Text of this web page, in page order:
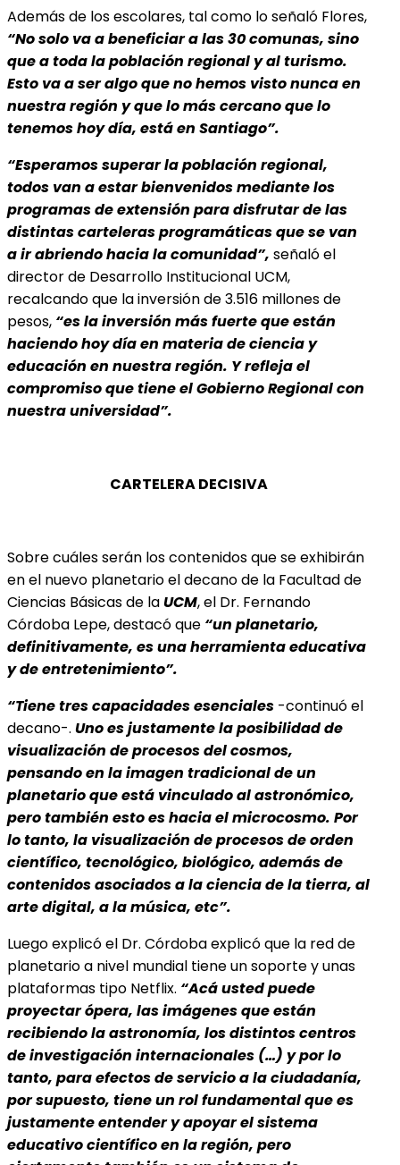
Además de los escolares, tal como lo señaló Flores,
“No solo va a beneficiar a las 30 comunas, sino
que a toda la población regional y al turismo.
Esto va a ser algo que no hemos visto nunca en
nuestra región y que lo más cercano que lo
tenemos hoy día, está en Santiago”.
“Esperamos superar la población regional,
todos van a estar bienvenidos mediante los
programas de extensión para disfrutar de las
distintas carteleras programáticas que se van
a ir abriendo hacia la comunidad”, señaló el
director de Desarrollo Institucional UCM,
recalcando que la inversión de 3.516 millones de
pesos, “es la inversión más fuerte que están
haciendo hoy día en materia de ciencia y
educación en nuestra región. Y refleja el
compromiso que tiene el Gobierno Regional con
nuestra universidad”.
CARTELERA DECISIVA
Sobre cuáles serán los contenidos que se exhibirán
en el nuevo planetario el decano de la Facultad de
Ciencias Básicas de laUCM, el Dr. Fernando
Córdoba Lepe, destacó que “un planetario,
definitivamente, es una herramienta educativa
y de entretenimiento”.
“Tiene tres capacidades esenciales -continuó el
decano-. Uno es justamente la posibilidad de
visualización de procesos del cosmos,
pensando en la imagen tradicional de un
planetario que está vinculado al astronómico,
pero también esto es hacia el microcosmo. Por
lo tanto, la visualización de procesos de orden
científico, tecnológico, biológico, además de
contenidos asociados a la ciencia de la tierra, al
arte digital, a la música, etc”.
Luego explicó el Dr. Córdoba explicó que la red de
planetario a nivel mundial tiene un soporte y unas
plataformas tipo Netflix. “Acá usted puede
proyectar ópera, las imágenes que están
recibiendo la astronomía, los distintos centros
de investigación internacionales (…) y por lo
tanto, para efectos de servicio a la ciudadanía,
por supuesto, tiene un rol fundamental que es
justamente entender y apoyar el sistema
educativo científico en la región, pero